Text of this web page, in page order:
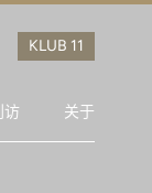
访 关于